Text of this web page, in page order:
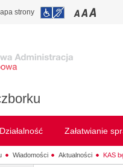
strony
Działalność Załatwianie
Wiadomości Aktualności KAS